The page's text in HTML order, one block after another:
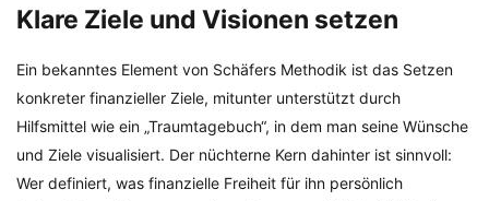
Klare Ziele und Visionen setzen
Ein bekanntes Element von Schäfers Methodik ist das Setzen
konkreter finanzieller Ziele, mitunter unterstützt durch
Hilfsmittel wie ein „Traumtagebuch“, in dem man seine Wünsche
und Ziele visualisiert. Der nüchterne Kern dahinter ist sinnvoll:
Wer definiert, was finanzielle Freiheit für ihn persönlich